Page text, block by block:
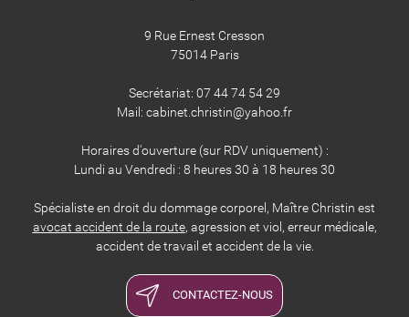
9 Rue Ernest Cresson
75014 Paris
​​​​​​​Secrétariat: 07 44 74 54 29
Mail: cabinet.christin@yahoo.fr
Horaires d'ouverture (sur RDV uniquement) :
Lundi au Vendredi : 8 heures 30 à 18 heures 30
Spécialiste en droit du dommage corporel, Maître Christin est
avocat accident de la route, agression et viol, erreur médicale,
accident de travail et accident de la vie.
CONTACTEZ-NOUS